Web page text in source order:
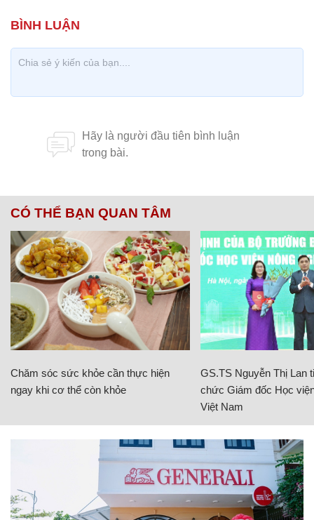
CÓ THỂ BẠN QUAN TÂM
Chăm sóc sức khỏe cần thực hiện
ngay khi cơ thể còn khỏe
GS.TS Nguyễn Thị Lan
chức Giám đốc Học
Việt Nam